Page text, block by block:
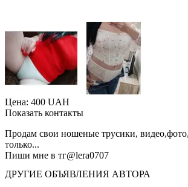
Цена: 400 UAH
Показать контакты
Продам свои ношеные трусики,
только...
Пиши мне в тг@lera0707
ДРУГИЕ ОБЪЯВЛЕНИЯ АВТОРА